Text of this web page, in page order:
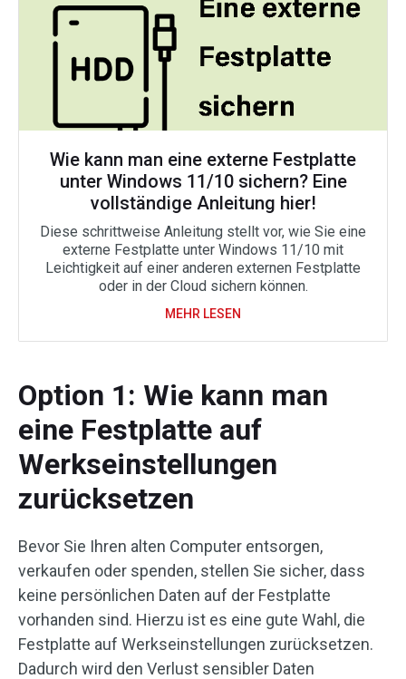
Wie kann man eine externe Festplatte
unter Windows 11/10 sichern? Eine
vollständige Anleitung hier!
Diese schrittweise Anleitung stellt vor, wie Sie eine
externe Festplatte unter Windows 11/10 mit
Leichtigkeit auf einer anderen externen Festplatte
oder in der Cloud sichern können.
MEHR LESEN
Option 1: Wie kann man
eine Festplatte auf
Werkseinstellungen
zurücksetzen
Bevor Sie Ihren alten Computer entsorgen,
verkaufen oder spenden, stellen Sie sicher, dass
keine persönlichen Daten auf der Festplatte
vorhanden sind. Hierzu ist es eine gute Wahl, die
Festplatte auf Werkseinstellungen zurücksetzen.
Dadurch wird den Verlust sensibler Daten